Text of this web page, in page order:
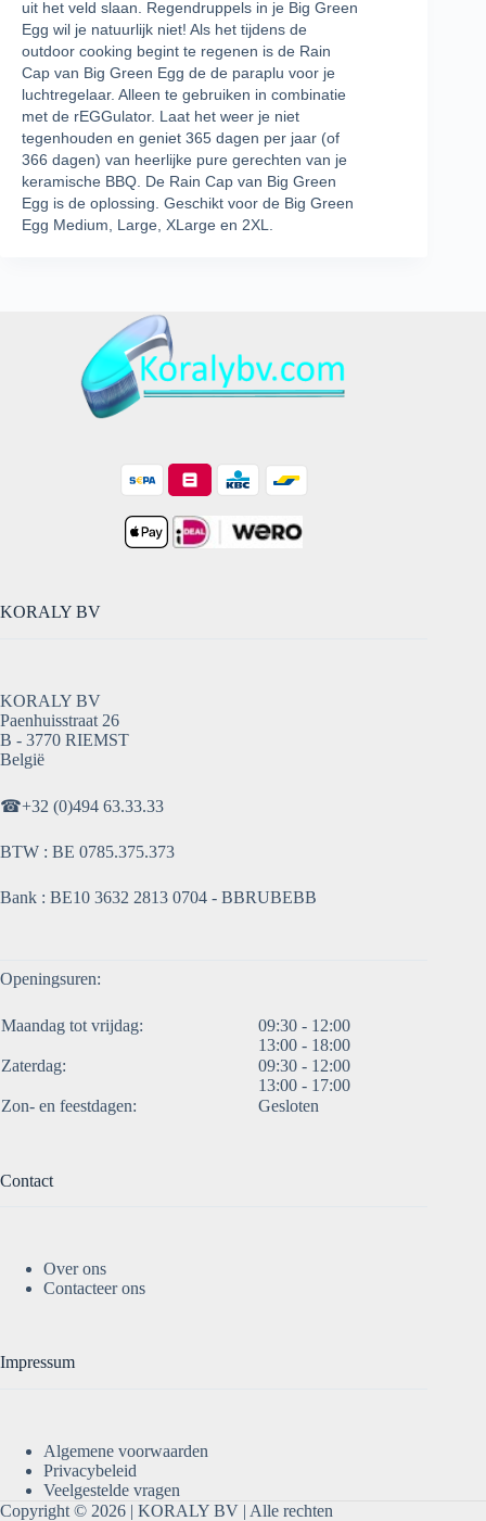
uit het veld slaan. Regendruppels in je Big Green
Egg wil je natuurlijk niet! Als het tijdens de
outdoor cooking begint te regenen is de Rain
Cap van Big Green Egg de de paraplu voor je
luchtregelaar. Alleen te gebruiken in combinatie
met de rEGGulator. Laat het weer je niet
tegenhouden en geniet 365 dagen per jaar (of
366 dagen) van heerlijke pure gerechten van je
keramische BBQ. De Rain Cap van Big Green
Egg is de oplossing. Geschikt voor de Big Green
Egg Medium, Large, XLarge en 2XL.
KORALY BV
KORALY BV
Paenhuisstraat 26
B - 3770 RIEMST
België
☎+32 (0)494 63.33.33
BTW : BE 0785.375.373
Bank : BE10 3632 2813 0704 - BBRUBEBB
Openingsuren:
Maandag tot vrijdag:
09:30 - 12:00
13:00 - 18:00
Zaterdag:
09:30 - 12:00
13:00 - 17:00
Zon- en feestdagen:
Gesloten
Contact
Over ons
Contacteer ons
Impressum
Algemene voorwaarden
Privacybeleid
Veelgestelde vragen
Copyright © 2026 | KORALY BV | Alle rechten